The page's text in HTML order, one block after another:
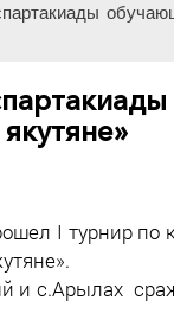
I турнир по
и с.Арылах